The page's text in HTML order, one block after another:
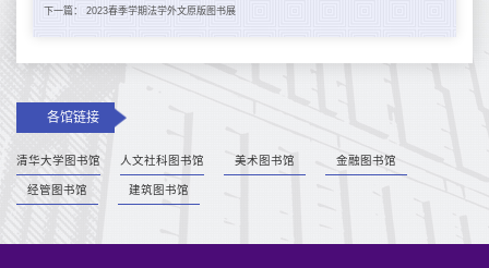
下一篇： 2023春季学期法学外文原版图书展
各馆链接
清华大学图书馆 人文社科图书馆 美术图书馆 金融图书馆
经管图书馆 建筑图书馆